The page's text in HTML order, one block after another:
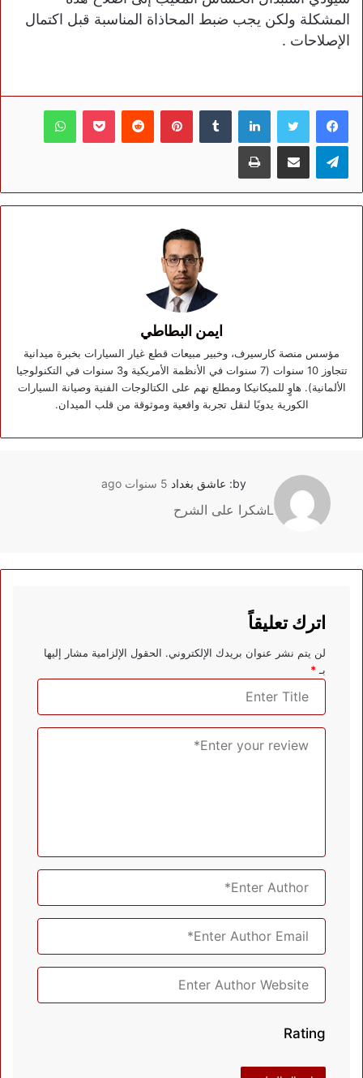
المشكلة ولكن يجب ضبط المحاذاة المناسبة قبل اكتمال
الإصلاحات .
فيسبوك تويتر لينكدإن بينتيريست بوكيت واتساب
تيلقرام مشاركة عبر البريد طباعة
ايمن البطاطي
مؤسس منصة كارسيرف، وخبير مبيعات قطع غيار السيارات بخبرة ميدانية
تتجاوز 10 سنوات (7 سنوات في الأنظمة الأمريكية و3 سنوات في التكنولوجيا
الألمانية). هاوٍ للميكانيكا ومطلع نهم على الكتالوجات الفنية وصيانة السيارات
الكورية يدويًا لنقل تجربة واقعية وموثوقة من قلب الميدان.
by: عاشق بغداد 5 سنوات ago
Lشكرا على الشرح
اترك تعليقاً
لن يتم نشر عنوان بريدك الإلكتروني. الحقول الإلزامية مشار إليها
بـ*
Rating